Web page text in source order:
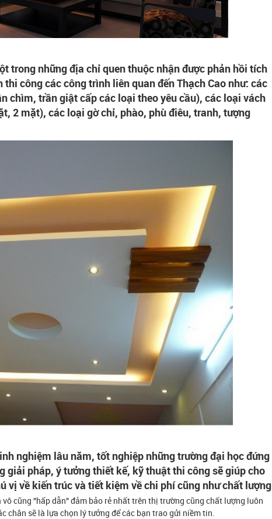
trong những địa chỉ quen thuộc nhận được phản hồi tích
công các công trình liên quan đến Thạch Cao như: các
chìm, trần giật cấp các loại theo yêu cầu), các loại vách
2 mặt), các loại gờ chỉ, phào, phù điêu, tranh, tượng
nghiệm lâu năm, tốt nghiệp những trường đại học đứng
giải pháp, ý tưởng thiết kế, kỹ thuật thi công sẽ giúp cho
vị về kiến trúc và tiết kiệm về chi phí cũng như chất lượng
vô cũng "hấp dẫn" đảm bảo rẻ nhất trên thị trường cũng chất lượng luôn
chắn sẽ là lựa chọn lý tưởng để các bạn trao gửi niềm tin.